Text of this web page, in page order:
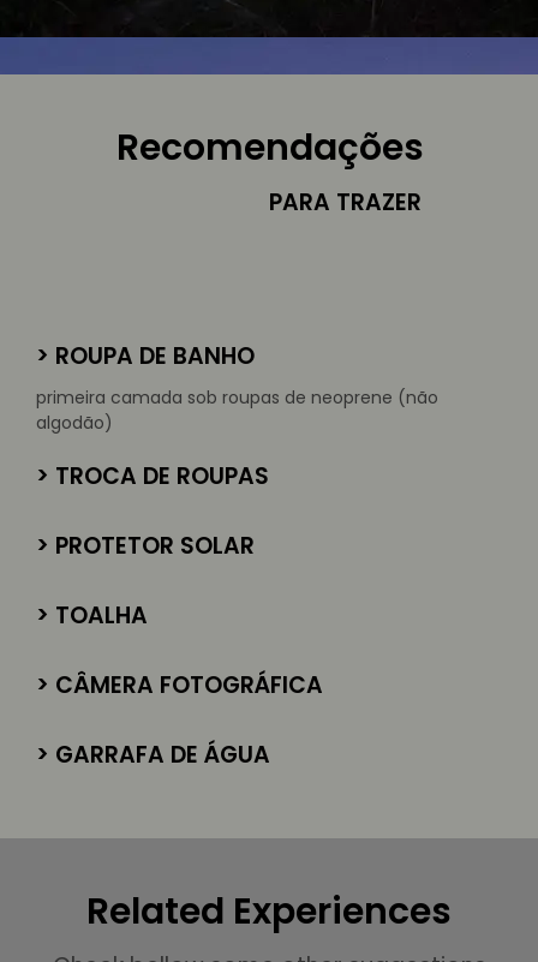
Recomendações
PARA TRAZER
> ROUPA DE BANHO
primeira camada sob roupas de neoprene (não
algodão)
> TROCA DE ROUPAS
> PROTETOR SOLAR
> TOALHA
> CÂMERA FOTOGRÁFICA
> GARRAFA DE ÁGUA
Related Experiences